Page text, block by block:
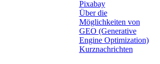
Über die
Möglichkeiten von
GEO (Generative
Engine Optimization)
Kurznachrichten